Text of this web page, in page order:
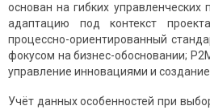
основан на гибких управленческих
адаптацию под контекст
процессно-ориентированный
фокусом на бизнес-обосновании;
управление инновациями и
Учёт данных особенностей при